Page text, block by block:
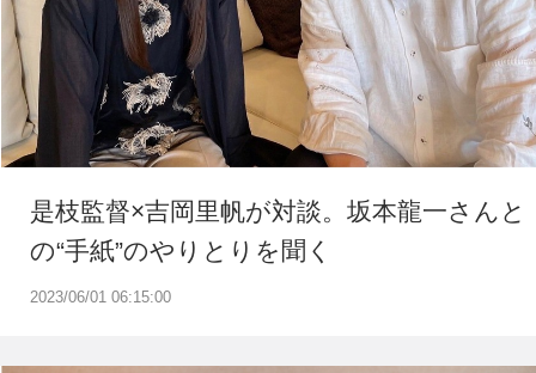
2023/06/01 06:15:00
是枝監督×吉岡里帆が対談。坂本龍一さんと
の“手紙”のやりとりを聞く